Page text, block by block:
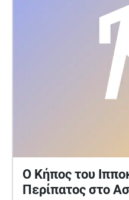
Ο Κήπος του
Περίπατος στο